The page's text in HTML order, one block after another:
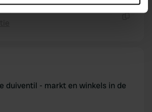
to within several meters
in the
personalise content and ads, to
features and to analyse our traffic.
duiventil - markt en winkels in de